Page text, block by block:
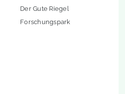
Der Gute Riegel
Forschungspark